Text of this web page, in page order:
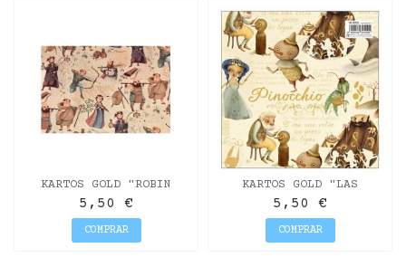
KARTOS GOLD "ROBIN
HOOD" 70X100CM
5,50 €
COMPRAR
KARTOS GOLD "LAS
AVENTURAS DE PINOCHO"
70X100CM
5,50 €
COMPRAR